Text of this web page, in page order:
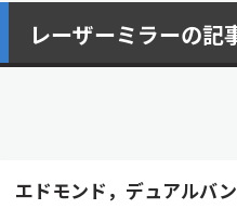
レーザーミラーの記
エドモンド，デュアルバ